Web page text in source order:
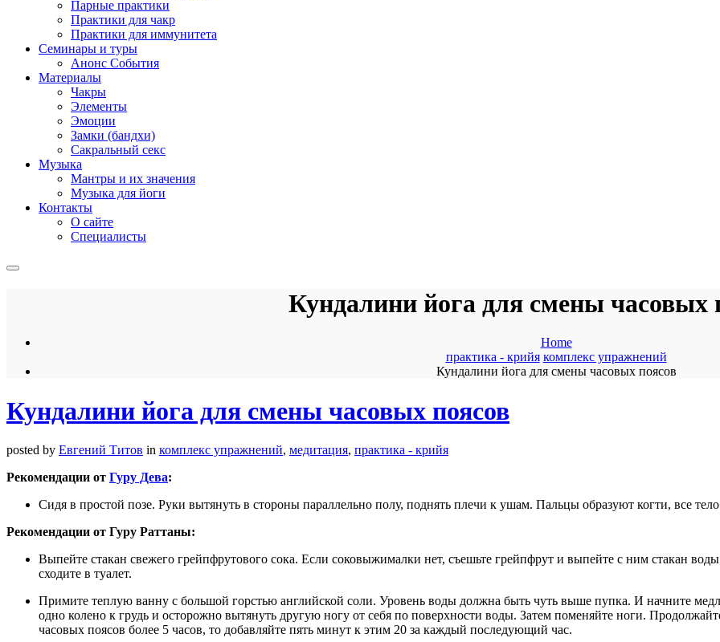
Парные практики
Практики для чакр
Практики для иммунитета
Семинары и туры
Анонс События
Материалы
Чакры
Элементы
Эмоции
Замки (бандхи)
Сакральный секс
Музыка
Мантры и их значения
Музыка для йоги
Контакты
О сайте
Специалисты
Кундалини йога для смены часовых
Home
практика - крийя комплекс упражнений
Кундалини йога для смены часовых поясов
Кундалини йога для смены часовых поясов
posted by Евгений Титов in комплекс упражнений, медитация, практика - крийя
Рекомендации от Гуру Дева:
Сидя в простой позе. Руки вытянуть в стороны параллельно полу, поднять плечи к ушам. Пальцы образуют когти, все
Рекомендации от Гуру Раттаны:
Выпейте стакан свежего грейпфрутового сока. Если соковыжималки нет, съешьте грейпфрут и выпейте с ним стакан
сходите в туалет.
Примите теплую ванну с большой горстью английской соли. Уровень воды должна быть чуть выше пупка. И начните
одно колено к грудь и осторожно вытянуть другую ногу от себя по поверхности воды. Затем поменяйте ноги.
часовых поясов более 5 часов, то добавляйте пять минут к этим 20 за каждый последующий час.